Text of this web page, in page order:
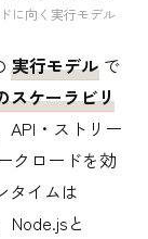
に向く実行モデル
実行モデル で
スケーラビリ
API・ストリー
クロードを効
タイムは
Node.jsと